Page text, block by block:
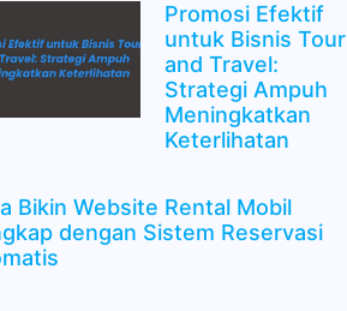
Promosi Efektif
untuk Bisnis Tour
and Travel:
Strategi Ampuh
Meningkatkan
Keterlihatan
Bikin Website Rental Mobil
dengan Sistem Reservasi